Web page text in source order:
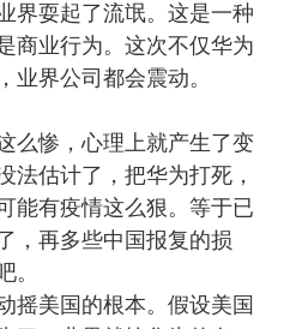
界耍起了流氓。这是一种
商业行为。这次不仅华为
业界公司都会震动。
么惨，心理上就产生了变
法估计了，把华为打死，
能有疫情这么狠。等于已
，再多些中国报复的损
。
摇美国的根本。假设美国